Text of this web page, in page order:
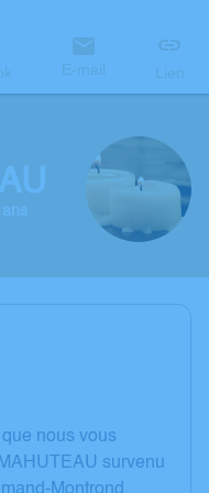
E-mail Lien
nous vous
survenu